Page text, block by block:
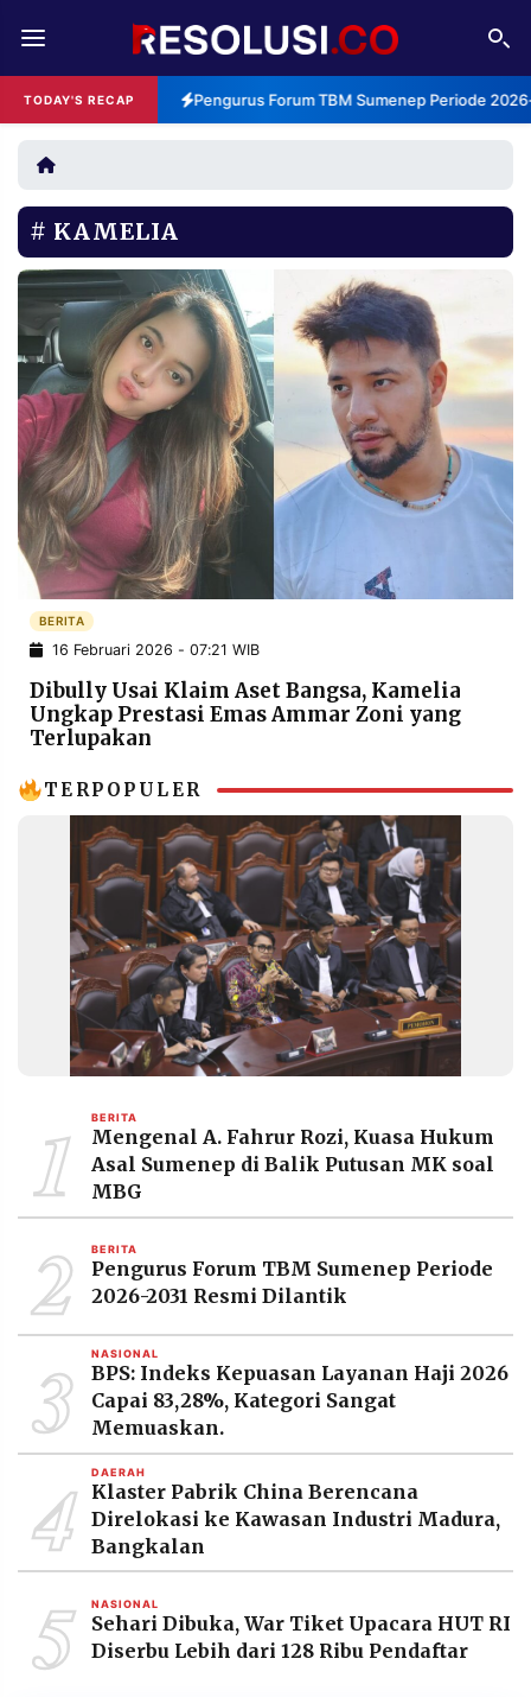
TODAY'S RECAP Pengurus Forum TBM Sumenep Periode
REDAKSI TENTANG
RESOLUSI IKLAN
RUBRIKASI
EDITORIAL AKSARA
FINANSIA PERSONA
DAERAH NASIONAL
MANCA SPORT
INFORMASI
PRIVACY
POLICY
BERITA
WARGA
INFORMASI
IKLAN
KIRIM
PENGADUAN TERM
OF
SERVICE
IKUTI
RESOLUSI
MEDIA
©
Resolusi.co
-
PT.
RESOLUSI
MEDIA
PRAMUDITA
KAMELIA
BERITA
16 Februari 2026 - 07:21 WIB
Dibully Usai Klaim Aset Bangsa, Kamelia
Ungkap Prestasi Emas Ammar Zoni yang
Terlupakan
TERPOPULER
1 BERITA
Mengenal A. Fahrur Rozi, Kuasa Hukum
Asal Sumenep di Balik Putusan MK soal
MBG
2 BERITA
Pengurus Forum TBM Sumenep Periode
2026-2031 Resmi Dilantik
3 NASIONAL
BPS: Indeks Kepuasan Layanan Haji 2026
Capai 83,28%, Kategori Sangat
Memuaskan.
4 DAERAH
Klaster Pabrik China Berencana
Direlokasi ke Kawasan Industri Madura,
Bangkalan
5 NASIONAL
Sehari Dibuka, War Tiket Upacara HUT RI
Diserbu Lebih dari 128 Ribu Pendaftar